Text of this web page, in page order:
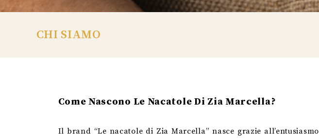
CHI SIAMO
Come Nascono Le Nacatole Di Zia Marcella?
Il brand “Le nacatole di Zia Marcella” nasce grazie all’entusiasmo